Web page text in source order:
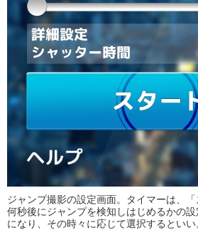
ジャンプ撮影の設定画面。タイマーは、
何秒後にジャンプを検知しはじめるかの
になり、その時々に応じて選択するとい